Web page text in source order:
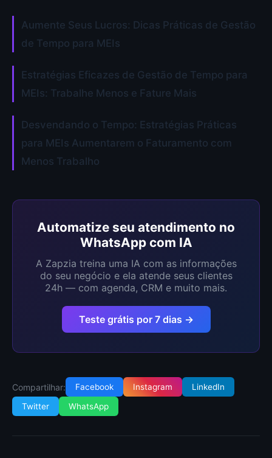
Aumente Seus Lucros: Dicas Práticas de Gestão
de Tempo para MEIs
Estratégias Eficazes de Gestão de Tempo para
MEIs: Trabalhe Menos e Fature Mais
Desvendando o Tempo: Estratégias Práticas
para MEIs Aumentarem o Faturamento com
Menos Trabalho
Automatize seu atendimento no
WhatsApp com IA
A Zapzia treina uma IA com as informações
do seu negócio e ela atende seus clientes
24h — com agenda, CRM e muito mais.
Teste grátis por 7 dias →
Compartilhar: Facebook Instagram
LinkedIn
Twitter
WhatsApp